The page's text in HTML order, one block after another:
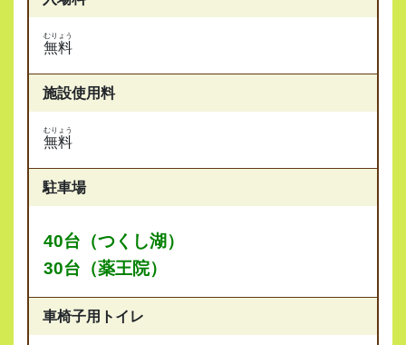
無料
むりょう
施設使用料
無料
むりょう
駐車場
40台（つくし湖）
30台（薬王院）
車椅子用トイレ